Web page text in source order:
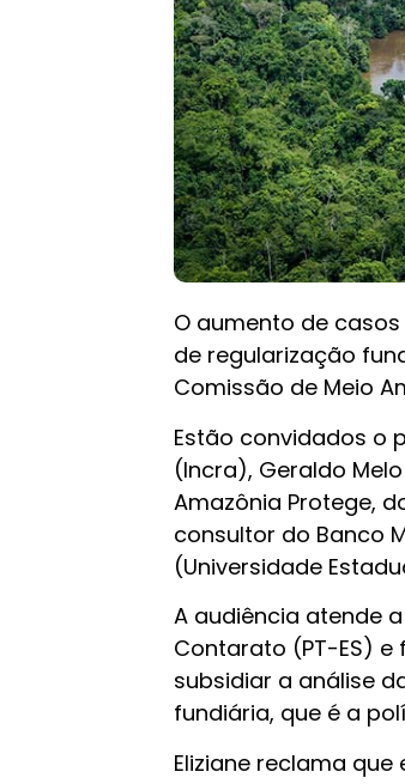
O aumento de
de regularização
Comissão de Meio
Estão convidados o
(Incra), Geraldo
Amazônia Protege,
consultor do Banco
(Universidade
A audiência atende
Contarato (PT-ES)
subsidiar a análise
fundiária, que é a
Eliziane reclama